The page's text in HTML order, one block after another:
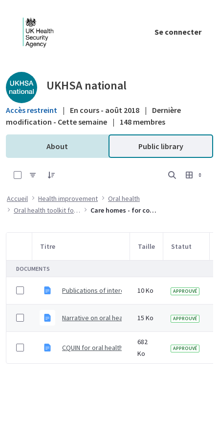
Se connecter
Public library - UKHSA national
UKHSA national
Accès restreint | En cours - août 2018 |
Dernière
modification - Cette semaine | 148 membres
About Public library
Accueil Health improvement
Oral health
Oral health toolkit for adults in care homes
Care homes - for commissioners and public health specialists
Sélection d'article
Titre Taille Statut
DOCUMENTS
Publications of interest for commissioners and
10 Ko APPROUVÉ
Narrative on oral health for care home contract for
15 Ko APPROUVÉ
CQUIN for oral health assessments
682
Ko
APPROUVÉ